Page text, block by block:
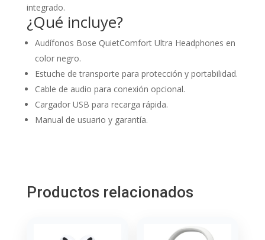
integrado.
¿Qué incluye?
Audífonos Bose QuietComfort Ultra Headphones en
color negro.
Estuche de transporte para protección y portabilidad.
Cable de audio para conexión opcional.
Cargador USB para recarga rápida.
Manual de usuario y garantía.
Productos relacionados